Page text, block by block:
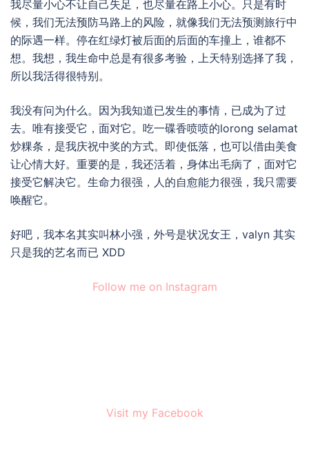
我尽量小心不让自己失足，也尽量在路上小心。只是有时
候，我们无法预防马路上的风险，就像我们无法预测旅行中
的际遇一样。停在红绿灯被后面的后面的车撞上，谁都不
想。我想，我生命中总是有很多考验，上天特别选择了我，
所以我活得很特别。
我没有问为什么。因为我知道已发生的事情，已成为了过
去。唯有接受它，面对它。吃一碟香喷喷的lorong selamat
炒粿条，是我庆祝中奖的方式。即使低落，也可以借由美食
让心情大好。重要的是，我还活着，身体出毛病了，面对它
接受它解决它。生命力很强，人的自愈能力很强，我只需要
唤醒它。
好吧，我本名其实叫林小强，外号是状况女王，valyn 其实
只是我的艺名而已 XDD
Follow me on Instagram
Visit my Facebook